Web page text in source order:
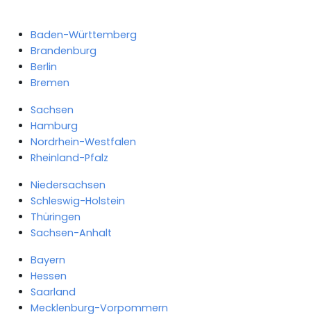
Baden-Württemberg
Brandenburg
Berlin
Bremen
Sachsen
Hamburg
Nordrhein-Westfalen
Rheinland-Pfalz
Niedersachsen
Schleswig-Holstein
Thüringen
Sachsen-Anhalt
Bayern
Hessen
Saarland
Mecklenburg-Vorpommern